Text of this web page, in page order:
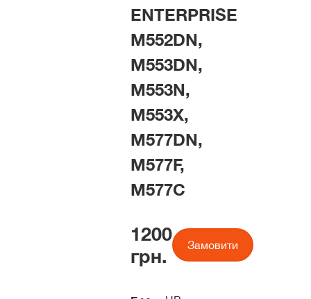
ENTERPRISE
M552DN,
M553DN,
M553N,
M553X,
M577DN,
M577F,
M577C
1200
грн.
Замовити